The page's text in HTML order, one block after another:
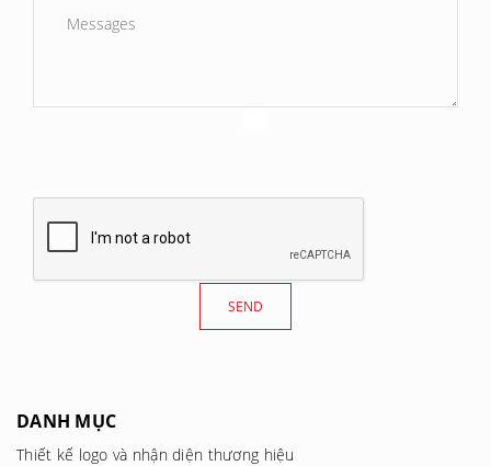
DANH MỤC
Thiết kế logo và nhận diện thương hiệu